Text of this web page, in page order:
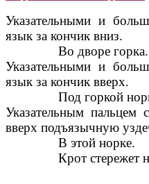
Указательными и
язык за кончик вниз.
Во дворе горка.
Указательными и
язык за кончик вверх.
Под горкой
Указательным пальцем
вверх подъязычную
В этой норке.
Крот стережет